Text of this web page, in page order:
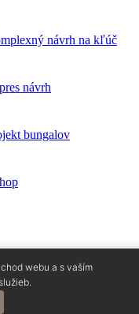
návrh na kľúč
návrh
bungalov
webu a s vaším